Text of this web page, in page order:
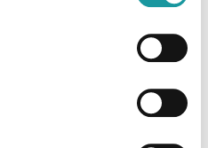
la festa di Ageop